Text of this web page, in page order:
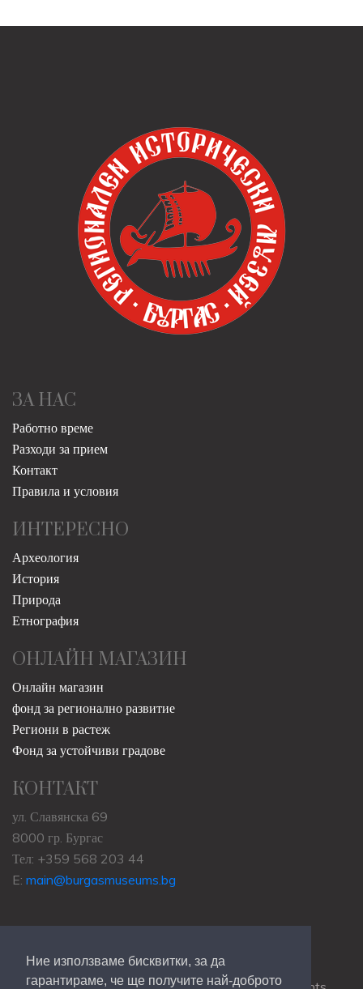
Ние използваме бисквитки, за да
гарантираме, че ще получите най-доброто
ЗА НАС
Работно време
Разходи за прием
Контакт
Правила и условия
ИНТЕРЕСНО
Археология
История
Природа
Етнография
ОНЛАЙН МАГАЗИН
Онлайн магазин
фонд за регионално развитие
Региони в растеж
Фонд за устойчиви градове
КОНТАКТ
ул. Славянска 69
8000 гр. Бургас
Тел: +359 568 203 44
E: main@burgasmuseums.bg